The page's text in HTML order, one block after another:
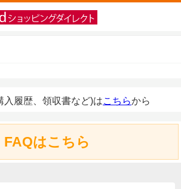
入履歴、領収書など)はこちらから
FAQはこちら